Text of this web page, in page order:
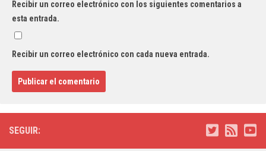
Recibir un correo electrónico con los siguientes comentarios a
esta entrada.
Recibir un correo electrónico con cada nueva entrada.
SEGUIR: